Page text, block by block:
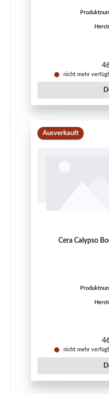
nicht mehr
Ausverkauft
Cera Calypso
nicht mehr